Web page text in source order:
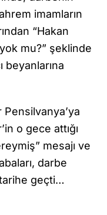
imamların
“Hakan
mu?” şeklinde
beyanlarına
o gece attığı
mesajı ve
darbe
geçti…